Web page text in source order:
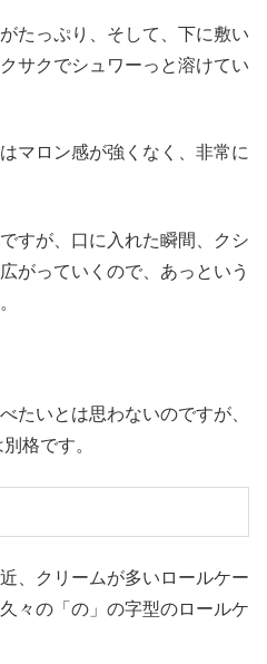
たっぷり、そして、下に敷い
サクでシュワーっと溶けてい
マロン感が強くなく、非常に
すが、口に入れた瞬間、クシ
がっていくので、あっという
たいとは思わないのですが、
格です。
、クリームが多いロールケー
々の「の」の字型のロールケ